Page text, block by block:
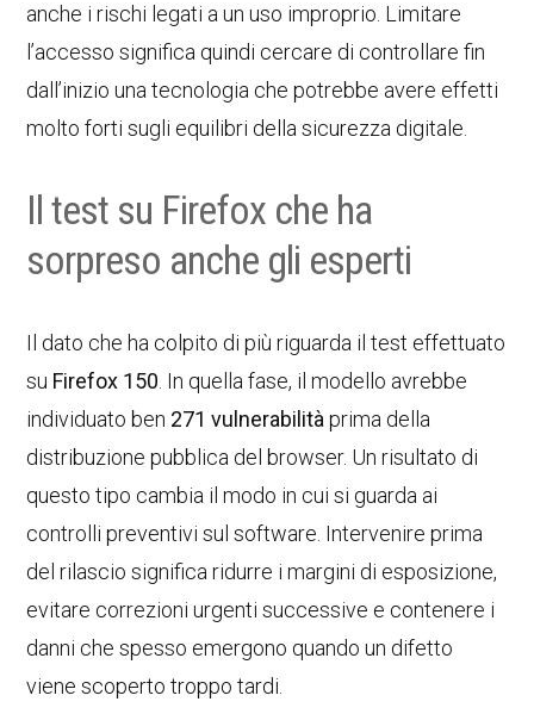
anche i rischi legati a un uso improprio. Limitare
l’accesso significa quindi cercare di controllare fin
dall’inizio una tecnologia che potrebbe avere effetti
molto forti sugli equilibri della sicurezza digitale.
Il test su Firefox che ha
sorpreso anche gli esperti
Il dato che ha colpito di più riguarda il test effettuato
su Firefox 150 . In quella fase, il modello avrebbe
individuato ben 271 vulnerabilità prima della
distribuzione pubblica del browser. Un risultato di
questo tipo cambia il modo in cui si guarda ai
controlli preventivi sul software. Intervenire prima
del rilascio significa ridurre i margini di esposizione,
evitare correzioni urgenti successive e contenere i
danni che spesso emergono quando un difetto
viene scoperto troppo tardi.